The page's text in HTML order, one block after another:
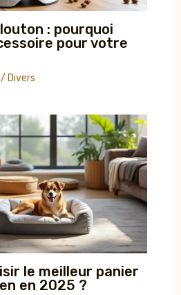
: pourquoi
pour votre
/ Divers
le meilleur panier
en 2025 ?